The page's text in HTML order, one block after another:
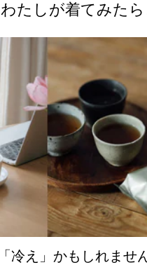
たしが着てみた
冷え」かもしれませ